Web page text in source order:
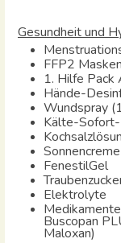
Gesundheit und
FFP2
1. Hilfe Pack
Hände-
Wundspray
Kälte-
FenestilGel
Elektrolyte
Buscopan
Maloxan)